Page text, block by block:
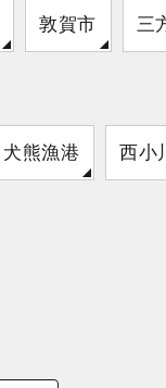
敦賀市 三
犬熊漁港 西小